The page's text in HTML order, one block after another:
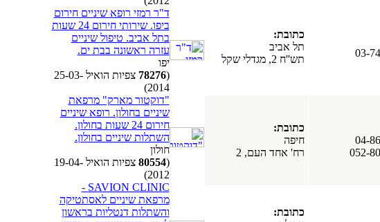
03-
כתובת:
תל אביב
תש''ח 2, מגדלי שקל
04-
052-
כתובת:
חיפה
רח' אחד העם, 2
כתובת:
ד"ר רמזי רופא שיניים חירום
ביפו. שירותי חירום 24 שעות
בתל אביב. טיפול שיניים
עזרה ראשונה בבת ים.
יפו
(
78276
צפיות הואיל 25-03-
2014)
"דוקטור מארק" מרפאת
שיניים בחולון. רופא שיניים
חירום 24 שעות בחולון.
השתלות שיניים בחולון.
חולון
(
80554
צפיות הואיל 19-04-
2012)
SAVION CLINIC -
מרפאת שיניים לאסתטיקה
והשתלות דנטליות בראשון